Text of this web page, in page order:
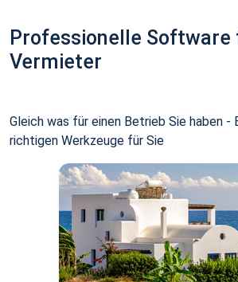
Professionelle Software
Vermieter
Gleich was für einen Betrieb Sie haben -
richtigen Werkzeuge für Sie